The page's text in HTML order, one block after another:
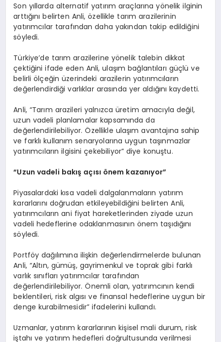
Son yıllarda alternatif yatırım araçlarına yönelik ilginin
arttığını belirten Anli, özellikle tarım arazilerinin
yatırımcılar tarafından daha yakından takip edildiğini
söyledi.
Türkiye’de tarım arazilerine yönelik talebin dikkat
çektiğini ifade eden Anli, ulaşım bağlantıları güçlü ve
belirli ölçeğin üzerindeki arazilerin yatırımcıların
değerlendirdiği varlıklar arasında yer aldığını kaydetti.
Anli, “Tarım arazileri yalnızca üretim amacıyla değil,
uzun vadeli planlamalar kapsamında da
değerlendirilebiliyor. Özellikle ulaşım avantajına sahip
ve farklı kullanım senaryolarına uygun taşınmazlar
yatırımcıların ilgisini çekebiliyor” diye konuştu.
“Uzun vadeli bakış açısı önem kazanıyor”
Piyasalardaki kısa vadeli dalgalanmaların yatırım
kararlarını doğrudan etkileyebildiğini belirten Anli,
yatırımcıların ani fiyat hareketlerinden ziyade uzun
vadeli hedeflerine odaklanmasının önem taşıdığını
söyledi.
Portföy dağılımına ilişkin değerlendirmelerde bulunan
Anli, “Altın, gümüş, gayrimenkul ve toprak gibi farklı
varlık sınıfları yatırımcılar tarafından
değerlendirilebiliyor. Önemli olan, yatırımcının kendi
beklentileri, risk algısı ve finansal hedeflerine uygun bir
denge kurabilmesidir” ifadelerini kullandı.
Uzmanlar, yatırım kararlarının kişisel mali durum, risk
iştahı ve yatırım hedefleri doğrultusunda verilmesi